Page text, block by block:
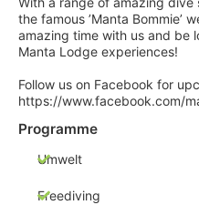
the famous ’Manta Bommie’
amazing time with us and be
Manta Lodge experiences!
Follow us on Facebook for
https://www.facebook.com/
Programme
Umwelt
Freediving